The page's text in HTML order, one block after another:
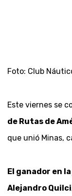
Foto: Club
Este viernes se
de Rutas de
que unió Minas,
El ganador en
Alejandro Quilci